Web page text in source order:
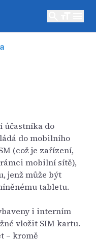
účastníka do
do mobilního
(což je zařízení,
mobilní sítě),
jenž může být
tabletu.
i interním
vložit SIM kartu.
– kromě